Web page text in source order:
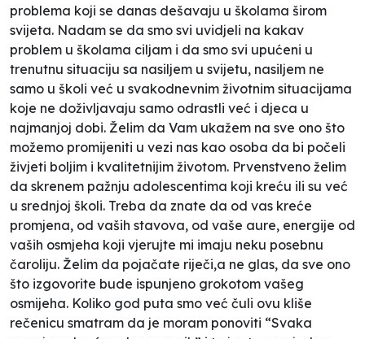
problema koji se danas dešavaju u školama širom
svijeta. Nadam se da smo svi uvidjeli na kakav
problem u školama ciljam i da smo svi upućeni u
trenutnu situaciju sa nasiljem u svijetu, nasiljem ne
samo u školi već u svakodnevnim životnim situacijama
koje ne doživljavaju samo odrastli već i djeca u
najmanjoj dobi. Želim da Vam ukažem na sve ono što
možemo promijeniti u vezi nas kao osoba da bi počeli
živjeti boljim i kvalitetnijim životom. Prvenstveno želim
da skrenem pažnju adolescentima koji kreću ili su već
u srednjoj školi. Treba da znate da od vas kreće
promjena, od vaših stavova, od vaše aure, energije od
vaših osmjeha koji vjerujte mi imaju neku posebnu
čaroliju. Želim da pojačate riječi,a ne glas, da sve ono
što izgovorite bude ispunjeno grokotom vašeg
osmijeha. Koliko god puta smo već čuli ovu kliše
rečenicu smatram da je moram ponoviti “Svaka